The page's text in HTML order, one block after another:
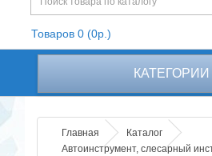
Товаров 0 (0р.)
КАТЕГОРИИ
Главная
Каталог
Автоинструмент, слесарный